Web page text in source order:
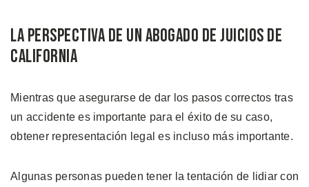
La Perspectiva de un Abogado de Juicios de
California
Mientras que asegurarse de dar los pasos correctos tras
un accidente es importante para el éxito de su caso,
obtener representación legal es incluso más importante.
Algunas personas pueden tener la tentación de lidiar con